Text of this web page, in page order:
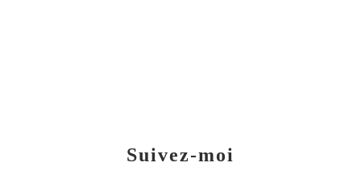
Suivez-moi